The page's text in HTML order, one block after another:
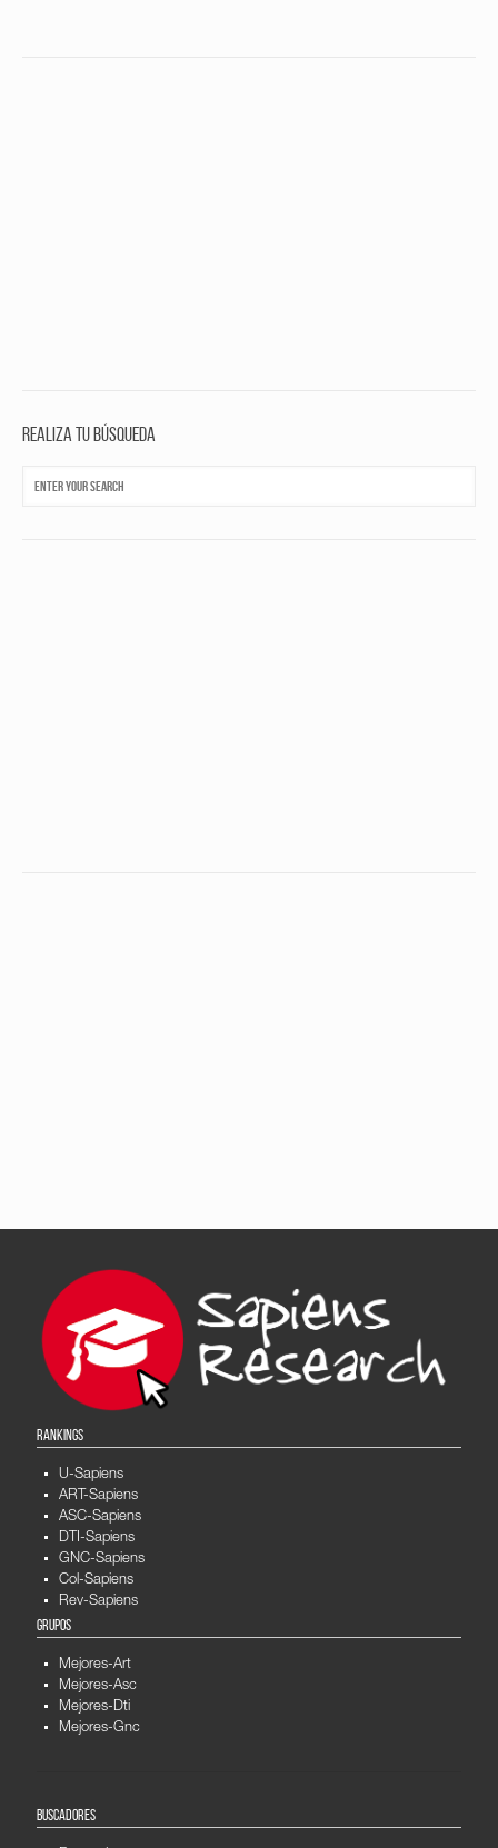
Realiza tu búsqueda
RANKINGS
U-Sapiens
ART-Sapiens
ASC-Sapiens
DTI-Sapiens
GNC-Sapiens
Col-Sapiens
Rev-Sapiens
GRUPOS
Mejores-Art
Mejores-Asc
Mejores-Dti
Mejores-Gnc
BUSCADORES